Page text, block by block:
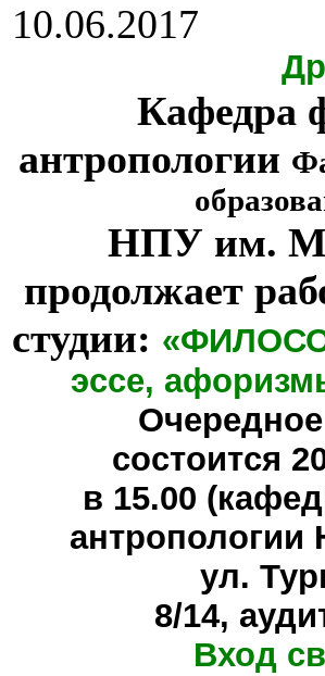
10.06.2017
Кафедра
антропологии
НПУ им.
продолжает
студии:
эссе,
состоится
в 15.00
антропологии
ул.
8/14,
Вход